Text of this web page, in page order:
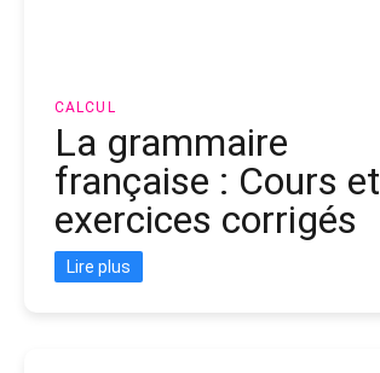
CALCUL
La grammaire
française : Cours et
exercices corrigés
Lire plus